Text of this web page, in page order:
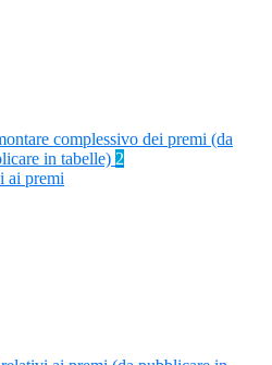
complessivo dei premi (da
in tabelle) 2
ai premi